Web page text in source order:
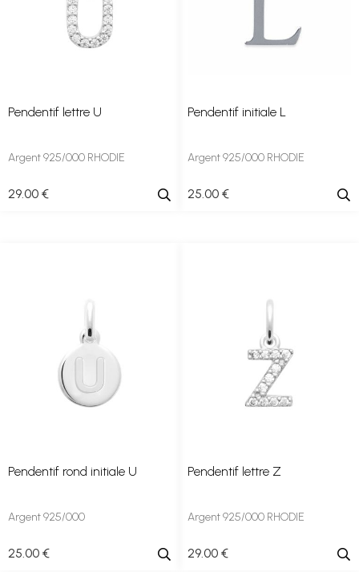
Pendentif lettre U
Argent 925/000 RHODIE
29.00 €
Pendentif initiale L
Argent 925/000 RHODIE
25 .00 €
Pendentif rond initiale U
Argent 925/000
25 .00 €
Pendentif lettre Z
Argent 925/000 RHODIE
29.00 €